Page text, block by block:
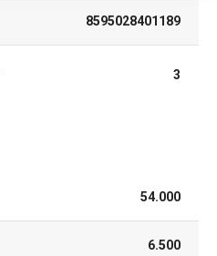
8595028401189
3
54.000
6.500